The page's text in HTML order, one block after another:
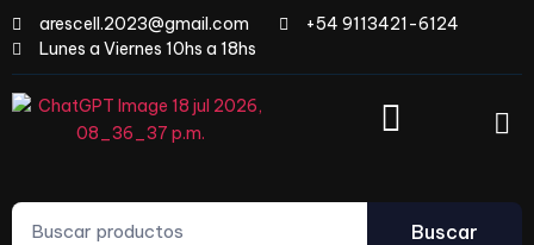
arescell.2023@gmail.com
+54 9113421-6124
Lunes a Viernes 10hs a 18hs
Buscar